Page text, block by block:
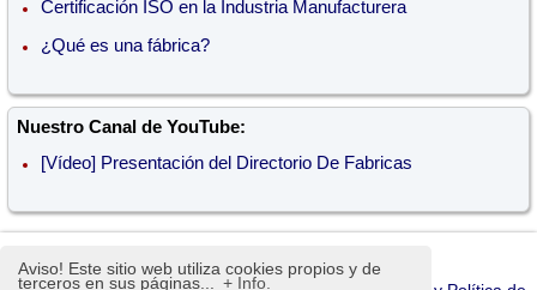
Aviso! Este sitio web utiliza cookies propios y de
terceros en sus páginas... + Info.
Certificación ISO en la Industria Manufacturera
¿Qué es una fábrica?
Nuestro Canal de YouTube:
[Vídeo] Presentación del Directorio De Fabricas